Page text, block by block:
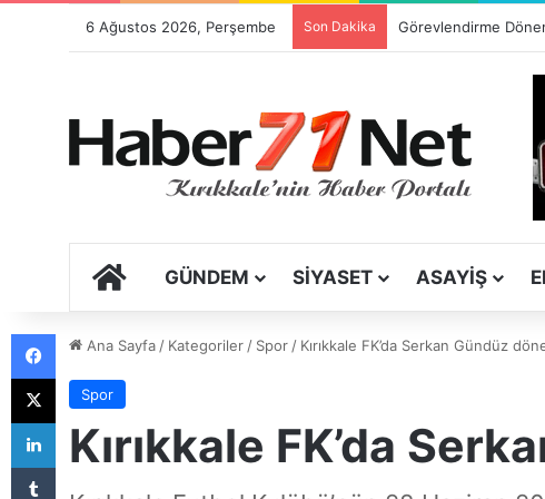
6 Ağustos 2026, Perşembe Son Dakika
ANA SAYFA
GÜNDEM SIYASET ASAYIŞ
Ana Sayfa/ Kategoriler/ Spor/ Kırıkkale FK’da Serkan Gündüz
Spor
Kırıkkale FK’da
Tumblr